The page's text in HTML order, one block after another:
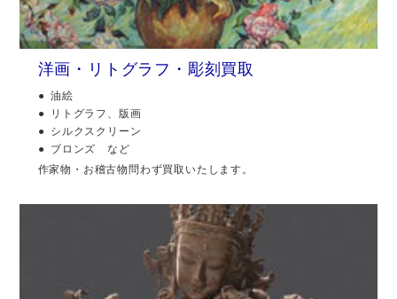
洋画・リトグラフ・彫刻買取
油絵
リトグラフ、版画
シルクスクリーン
ブロンズ など
作家物・お稽古物問わず買取いたします。